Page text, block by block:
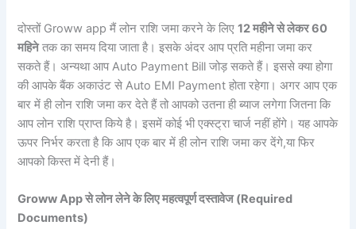
दोस्तों Groww app मैं लोन राशि जमा करने के लिए12 महीने से लेकर 60
महिनेतक का समय दिया जाता है। इसके अंदर आप प्रति महीना जमा कर
सकते हैं। अन्यथा आप Auto Payment Bill जोड़ सकते हैं। इससे क्या होगा
की आपके बैंक अकाउंट से Auto EMI Payment होता रहेगा। अगर आप एक
बार में ही लोन राशि जमा कर देते हैं तो आपको उतना ही ब्याज लगेगा जितना कि
आप लोन राशि प्राप्त किये है। इसमें कोई भी एक्स्ट्रा चार्ज नहीं होंगे। यह आपके
ऊपर निर्भर करता है कि आप एक बार में ही लोन राशि जमा कर देंगे,या फिर
आपको किस्त में देनी हैं।
Groww App से लोन लेने के लिए महत्वपूर्ण दस्तावेज (Required
Documents)